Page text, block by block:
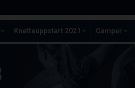
Knatteuppstart 2021 Camper